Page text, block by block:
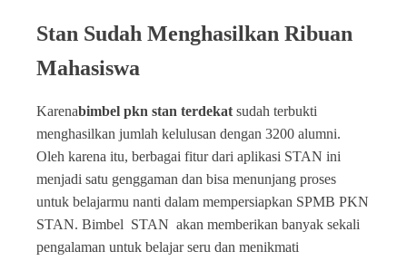
Stan Sudah Menghasilkan Ribuan
Mahasiswa
Karenabimbel pkn stan terdekat sudah terbukti
menghasilkan jumlah kelulusan dengan 3200 alumni.
Oleh karena itu, berbagai fitur dari aplikasi STAN ini
menjadi satu genggaman dan bisa menunjang proses
untuk belajarmu nanti dalam mempersiapkan SPMB PKN
STAN. Bimbel STAN akan memberikan banyak sekali
pengalaman untuk belajar seru dan menikmati